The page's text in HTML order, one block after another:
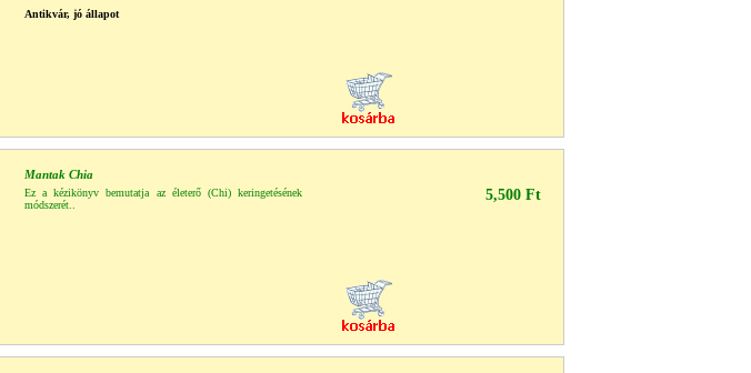
Antikvár, jó állapot
Mantak Chia
Ez a kézikönyv bemutatja az életerő (Chi) keringetésének
módszerét..
5,500 Ft